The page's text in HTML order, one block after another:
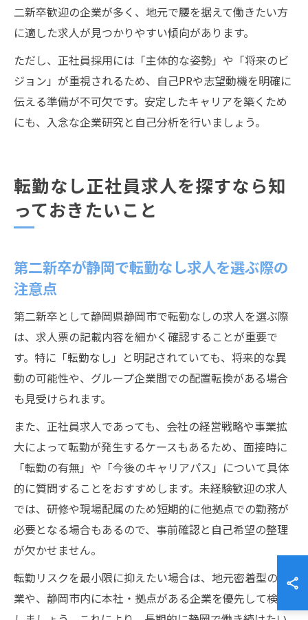
二新卒歓迎の企業が多く、地元で腰を据えて働きたい方
に適した求人が見つかりやすい傾向があります。
ただし、正社員採用には「主体的な姿勢」や「将来のビ
ジョン」が重視されるため、自己PRや志望動機を明確に
伝える準備が不可欠です。安定したキャリアを築くため
にも、入念な企業研究と自己分析を行いましょう。
転勤なし正社員求人を探すなら知
っておきたいこと
第二新卒が静岡で転勤なし求人を選ぶ際の
注意点
第二新卒として静岡県静岡市で転勤なしの求人を選ぶ際
は、求人票の記載内容を細かく確認することが重要で
す。特に「転勤なし」と明記されていても、将来的な異
動の可能性や、グループ企業間での配置転換がある場合
も見受けられます。
また、正社員求人であっても、会社の経営戦略や事業拡
大によって転勤が発生するケースもあるため、面接時に
「転勤の有無」や「今後のキャリアパス」について具体
的に質問することをおすすめします。未経験歓迎の求人
では、研修や現場配属のため短期的に他拠点での勤務が
必要となる場合もあるので、事前確認と自己希望の整理
が欠かせません。
転勤リスクを最小限に抑えたい場合は、地元密着型の企
業や、静岡市内に本社・拠点がある企業を優先して検討